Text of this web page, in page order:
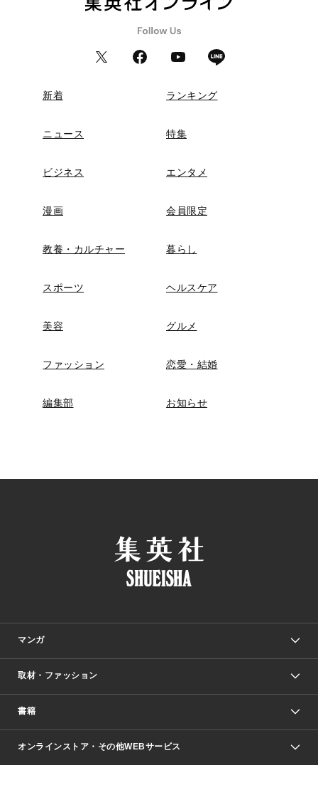
新着 ランキング
ニュース 特集
ビジネス エンタメ
漫画 会員限定
教養・カルチャー 暮らし
スポーツ ヘルスケア
美容 グルメ
ファッション 恋愛・結婚
編集部 お知らせ
マンガ
少年マンガ
Vジャンプ
週刊ヤングジャンプ
取材・ファッション
Seventeen
芸能・情報・スポーツ
書籍
文芸・文庫・総合
オンラインストア・その他WEBサービス